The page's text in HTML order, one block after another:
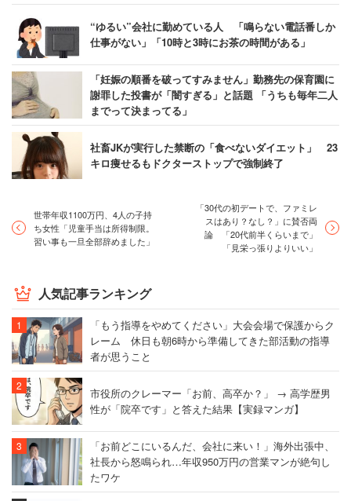
“ゆるい”会社に勤めている人 「鳴らない電話番しか
仕事がない」「10時と3時にお茶の時間がある」
「妊娠の順番を破ってすみません」勤務先の保育園に
謝罪した投書が「闇すぎる」と話題 「うちも毎年二人
までって決まってる」
社畜JKが実行した禁断の「食べないダイエット」 23
キロ痩せるもドクターストップで強制終了
世帯年収1100万円、4人の子持
ち女性「児童手当は所得制限。
習い事も一旦全部辞めました」
「30代の初デートで、ファミレ
スはあり？なし？」に賛否両
論 「20代前半くらいまで」
「見栄っ張りよりいい」
人気記事ランキング
「もう指導をやめてください」大会会場で保護からク
レーム 休日も朝6時から準備してきた部活動の指導
者が思うこと
市役所のクレーマー「お前、高卒か？」 → 高学歴男
性が「院卒です」と答えた結果【実録マンガ】
「お前どこにいるんだ、会社に来い！」海外出張中、
社長から怒鳴られ…年収950万円の営業マンが絶句し
たワケ